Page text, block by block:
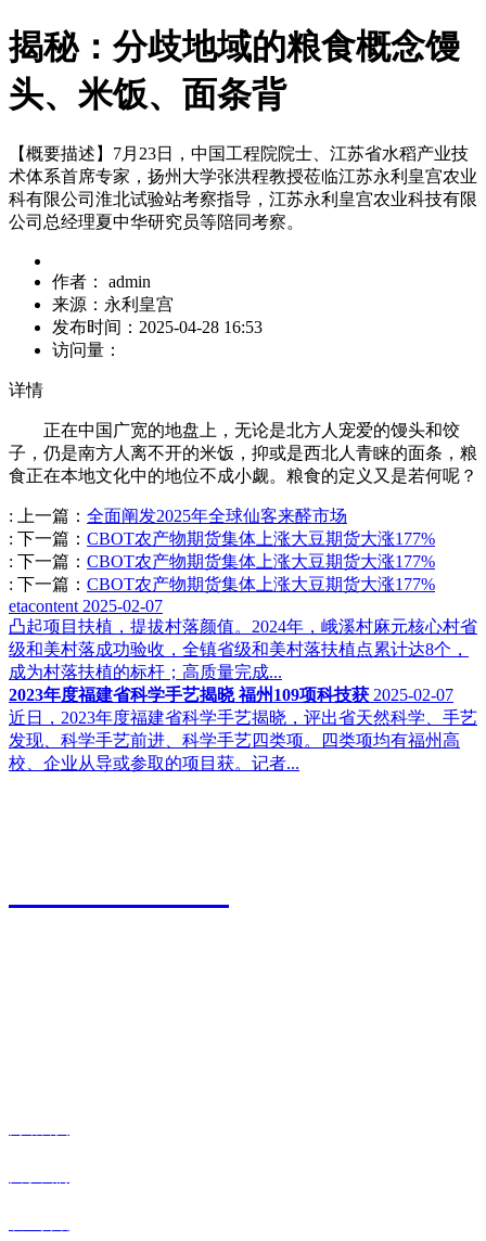
揭秘：分歧地域的粮食概念馒
头、米饭、面条背
【概要描述】 7月23日，中国工程院院士、江苏省水稻产业技
术体系首席专家，扬州大学张洪程教授莅临江苏永利皇宫农业
科有限公司淮北试验站考察指导，江苏永利皇宫农业科技有限
公司总经理夏中华研究员等陪同考察。
作者：
admin
来源： 永利皇宫
发布时间： 2025-04-28 16:53
访问量：
详情
正在中国广宽的地盘上，无论是北方人宠爱的馒头和饺
子，仍是南方人离不开的米饭，抑或是西北人青睐的面条，粮
食正在本地文化中的地位不成小觑。粮食的定义又是若何呢？
: 上一篇： 全面阐发2025年全球仙客来醛市场
: 下一篇： CBOT农产物期货集体上涨大豆期货大涨177%
: 下一篇： CBOT农产物期货集体上涨大豆期货大涨177%
: 下一篇： CBOT农产物期货集体上涨大豆期货大涨177%
etacontent 2025-02-07
凸起项目扶植，提拔村落颜值。2024年，峨溪村麻元核心村省
级和美村落成功验收，全镇省级和美村落扶植点累计达8个，
成为村落扶植的标杆；高质量完成...
2023年度福建省科学手艺揭晓 福州109项科技获 2025-02-07
近日，2023年度福建省科学手艺揭晓，评出省天然科学、手艺
发现、科学手艺前进、科学手艺四类项。四类项均有福州高
校、企业从导或参取的项目获。记者...